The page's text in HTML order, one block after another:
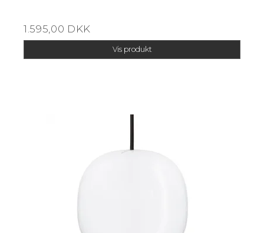
1.595,00 DKK
Vis produkt